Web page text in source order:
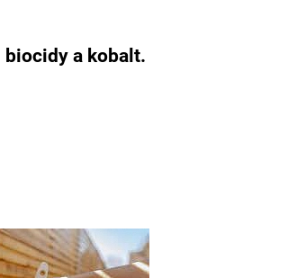
biocidy a kobalt.